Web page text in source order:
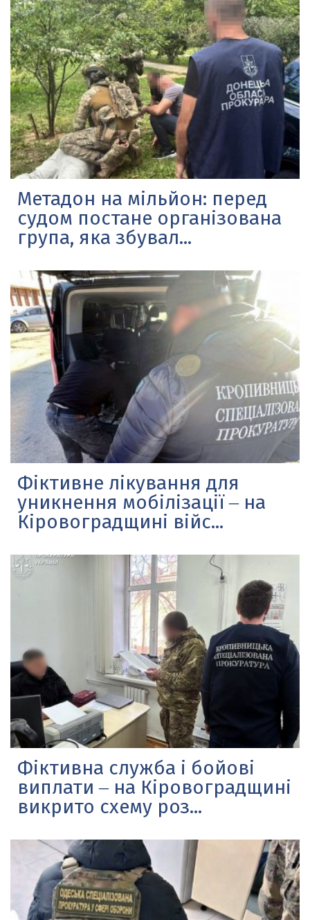
Метадон на мільйон: перед
судом постане організована
група, яка збувал...
Фіктивне лікування для
уникнення мобілізації ‒ на
Кіровоградщині війс...
Фіктивна служба і бойові
виплати ‒ на Кіровоградщині
викрито схему роз...